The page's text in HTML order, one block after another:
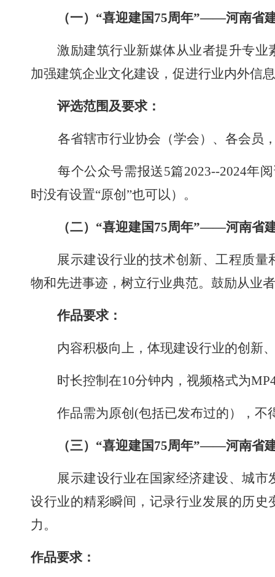
（一） “喜迎建国75周年”——河南省
激励建筑行业新媒体从业者提升专
加强建筑企业文化建设，促进行业内外信
评选范围及要求：
各省辖市行业协会（学会）、各会员
每个公众号需报送5篇2023--2024年
时没有设置“原创”也可以）。
（二） “喜迎建国75周年”——河南省
展示建设行业的技术创新、工程质
物和先进事迹，树立行业典范。鼓励从业
作品要求：
内容积极向上，体现建设行业的创新
时长控制在10分钟内 ，视频格式为
作品需为原创 (包括已发布过的），不
（三） “喜迎建国75周年”——河南省
展示建设行业在国家经济建设、城
设行业的精彩瞬间，记录行业发展的历
力。
作品要求：